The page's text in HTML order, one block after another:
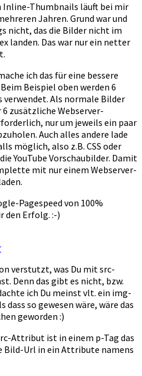
Inline-Thumbnails läuft bei mir
Jahren. Grund war und
nicht, das die Bilder nicht im
landen. Das war nur ein netter
ich das für eine bessere
Beispiel oben werden 6
verwendet. Als normale Bilder
6 zusätzliche Webserver-
nur um jeweils ein paar
Auch alles andere lade
möglich, also z.B. CSS oder
YouTube Vorschaubilder. Damit
mit nur einem Webserver-
Pagespeed von 100%
Erfolg. :-)
verstutzt, was Du mit src-
Denn das gibt es nicht, bzw.
ich Du meinst vlt. ein img-
dass so gewesen wäre, wäre das
geworden :)
Attribut ist in einem p-Tag das
Bild-Url in ein Attribute namens